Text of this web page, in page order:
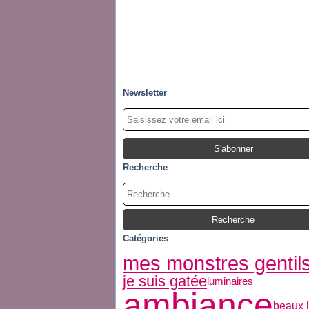
Newsletter
Recherche
Catégories
mes monstres
je suis gatéeluminaires
beaux